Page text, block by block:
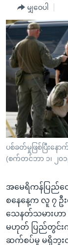
အကြောင်းအရာ
သို့
ကျော်
ကြည့်
ရန်
ပင်မ
ညွန်း
စာမျက်နှာ
ကျော်
တရုတ်
အစ္စရေး-ပါလက်
ရပ်ဝန်းတခု လမ်
အင်္ဂလိပ်စာလေ့လ
အမေရိကန်သုံး
မကြေးမုံရဲ့ အင်္ဂလိ
ရုပ်ရှင်ထဲက အင်္ဂ
သုတပဒေသာ အင်္
အပတ်စဉ်ကဏ္ဍမျ
ရေဒီယို
တီဗွီ
ရေဒီယိုနှင့်ရုပ်သံ
ရေဒီယို/တီဗွီအစီ
Learning English
ဗွီအိုအေ လူမှုကွန်ယက်
ဘာသာစကားမ
မျှဝေပါ
ပစ်ခတ်မှုဖြစ်ပြီးန
(စက်တင်ဘာ ၁၊ ၂၀
အမေရိကန်ပြည်ထေ
စနေနေ့က လူ ၇ ဦ
သေနတ်သမားဟာ
မဟုတ် ပြည်တွင်
ဆက်စပ်မှု မရှိဘူး